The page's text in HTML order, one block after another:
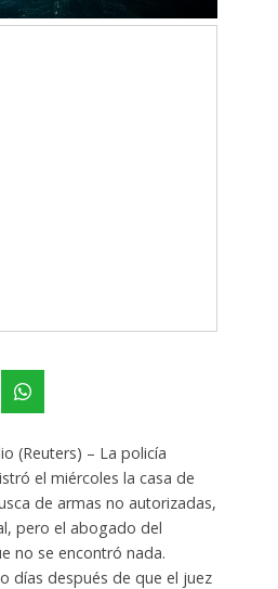
(Reuters) – La policía
el miércoles la casa de
de armas no autorizadas,
pero el abogado del
no se encontró nada.
días después de que el juez